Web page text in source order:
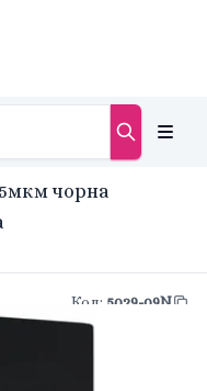
чорна
Код: 5029-09N